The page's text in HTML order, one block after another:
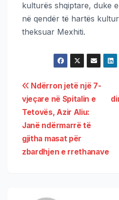
kulturës shqiptare, duke
në qendër të hartës
theksuar Mexhiti.
Ndërron jetë një 7-
vjeçare në Spitalin e
Tetovës, Azir Aliu:
Janë ndërmarrë të
gjitha masat për
zbardhjen e rrethanave